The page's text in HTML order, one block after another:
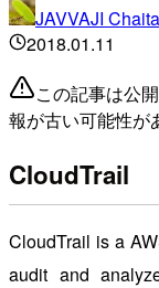
JAVVAJI
2018.01.11
この記事は公
報が古い可能性が
CloudTrail
CloudTrail is a
audit and